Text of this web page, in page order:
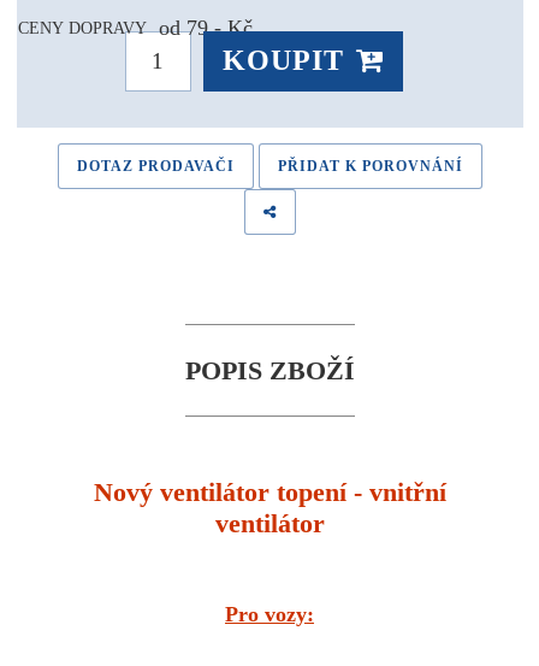
CENY DOPRAVY od 79,- Kč
KOUPIT
DOTAZ PRODAVAČI PŘIDAT K POROVNÁNÍ
POPIS ZBOŽÍ
Nový ventilátor topení - vnitřní
ventilátor
Pro vozy: